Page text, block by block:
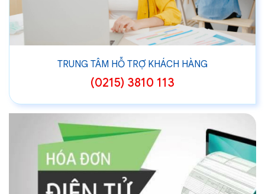
TRUNG TÂM HỖ TRỢ KHÁCH HÀNG
(0215) 3810 113